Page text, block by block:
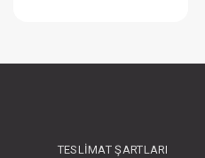
TESLIMAT ŞARTLARI